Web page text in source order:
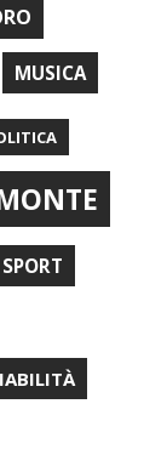
MUSICA
SPORT